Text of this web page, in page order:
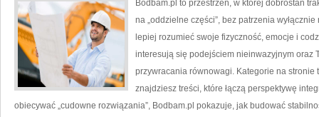
Bodbam.pl to przestrzeń, w której dobrostan
na „oddzielne części”, bez patrzenia
lepiej rozumieć swoje fizyczność, emocje i
interesują się podejściem nieinwazyjnym oraz
przywracania równowagi. Kategorie na
znajdziesz treści, które łączą perspektywę
obiecywać „cudowne rozwiązania”, Bodbam.pl pokazuje, jak budować